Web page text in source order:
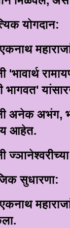
योगदान:
'भावार्थ
भागवत'
अनेक अभंग,
आहेत.
सुधारणा: